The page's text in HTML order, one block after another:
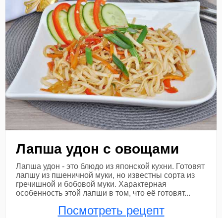
Лапша удон с овощами
Лапша удон - это блюдо из японской кухни. Готовят
лапшу из пшеничной муки, но известны сорта из
гречишной и бобовой муки. Характерная
особенность этой лапши в том, что её готовят...
Посмотреть рецепт